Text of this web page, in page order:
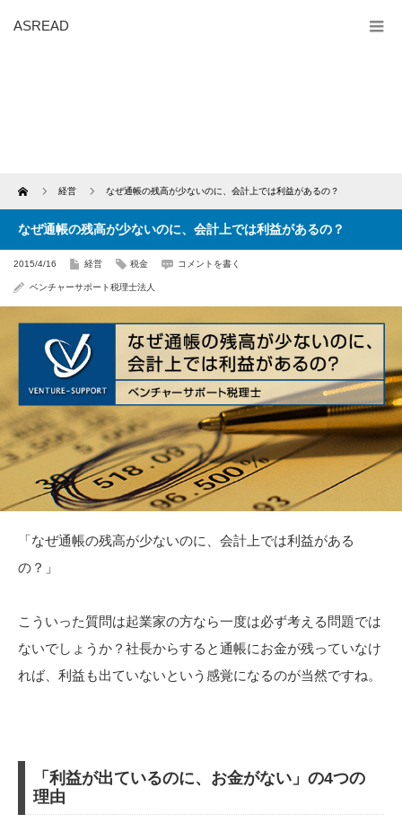
ASREAD
Home 経営 なぜ通帳の残高が少ないのに、会計上では利益があるの？
なぜ通帳の残高が少ないのに、会計上では利益があるの？
2015/4/16 経営 税金 コメントを書く
ベンチャーサポート税理士法人
「なぜ通帳の残高が少ないのに、会計上では利益がある
の？」
こういった質問は起業家の方なら一度は必ず考える問題では
ないでしょうか？社長からすると通帳にお金が残っていなけ
れば、利益も出ていないという感覚になるのが当然ですね。
「利益が出ているのに、お金がない」の4つの
理由